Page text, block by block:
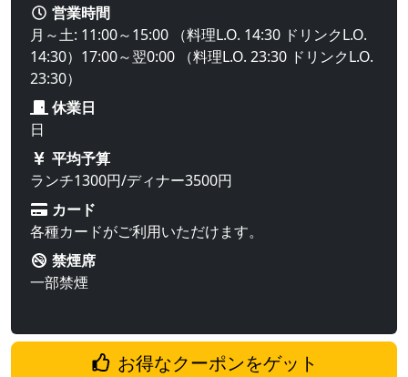
営業時間
月～土: 11:00～15:00 （料理L.O. 14:30 ドリンクL.O.
14:30）17:00～翌0:00 （料理L.O. 23:30 ドリンクL.O.
23:30）
休業日
日
平均予算
ランチ1300円/ディナー3500円
カード
各種カードがご利用いただけます。
禁煙席
一部禁煙
お得なクーポンをゲット